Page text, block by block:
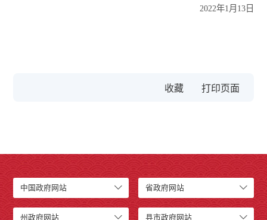
2022年1月13日
收藏
中国政府网站 省政府网站
州政府网站 县市政府网站